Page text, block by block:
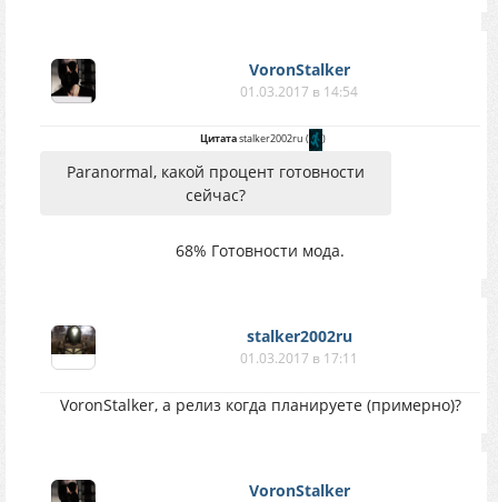
VoronStalker
01.03.2017 в 14:54
Цитатаstalker2002ru ( )
Paranormal, какой процент готовности
сейчас?
68% Готовности мода.
stalker2002ru
01.03.2017 в 17:11
VoronStalker, а релиз когда планируете (примерно)?
VoronStalker